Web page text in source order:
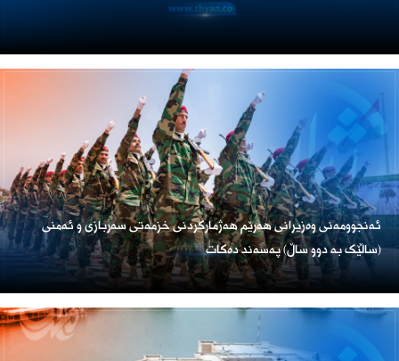
ئەنجوومەنی وەزیرانی هەرێم هەژمارکردنی خزمەتی سەربازی و ئەمنی
(ساڵێک بە دوو ساڵ) پەسەند دەکات